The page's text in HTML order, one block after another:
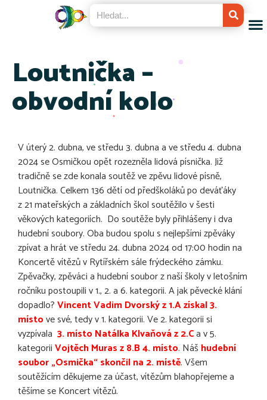
Loutnička –
obvodní kolo
V úterý 2. dubna, ve středu 3. dubna a ve středu 4. dubna
2024 se Osmičkou opět rozezněla lidová písnička. Již
tradičně se zde konala soutěž ve zpěvu lidové písně,
Loutnička. Celkem 136 dětí od předškoláků po deváťáky
z 21 mateřských a základních škol soutěžilo v šesti
věkových kategoriích. Do soutěže byly přihlášeny i dva
hudební soubory. Oba budou spolu s nejlepšími zpěváky
zpívat a hrát ve středu 24. dubna 2024 od 17:00 hodin na
Koncertě vítězů v Rytířském sále frýdeckého zámku.
Zpěvačky, zpěváci a hudební soubor z naší školy v letošním
ročníku postoupili v 1., 2. a 6. kategorii. A jak pěvecké klání
dopadlo?Vincent Vadim Dvorský z 1.A získal 3.
místove své, tedy v 1. kategorii. Ve 2. kategorii si
vyzpívala 3. místo Natálka Klvaňová z 2.Ca v 5.
kategoriiVojtěch Muras z 8.B 4. místo. Náš hudební
soubor „Osmička“ skončil na 2. místě. Všem
soutěžícím děkujeme za účast, vítězům blahopřejeme a
těšíme se Koncert vítězů.